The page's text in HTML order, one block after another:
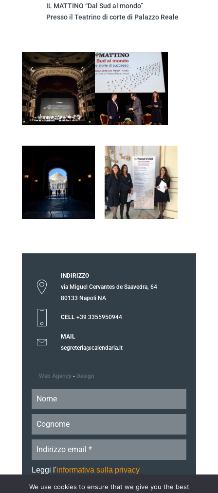
IL MATTINO “Dal Sud al mondo”
Presso il Teatrino di corte di Palazzo Reale
INDIRIZZO
via Miguel Cervantes de Saavedra, 64
80133 Napoli NA
CELL +39 3355950944
MAIL
segreteria@calendaria.it
Web Agency- Design
Leggi l'informativa sulla privacy
ACCETTO
We use cookies to ensure that we give you the best